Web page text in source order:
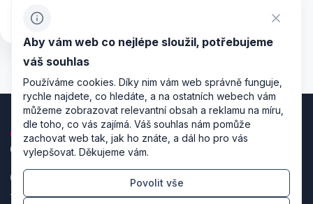
Mgr. Richard Jisl
director
Aby vám web co nejlépe sloužil, potřebujeme
váš souhlas
Používáme cookies. Díky nim vám web správně funguje,
rychle najdete, co hledáte, a na ostatních webech vám
můžeme zobrazovat relevantní obsah a reklamu na míru,
dle toho, co vás zajímá. Váš souhlas nám pomůže
zachovat web tak, jak ho znáte, a dál ho pro vás
vylepšovat. Děkujeme vám.
Povolit vše